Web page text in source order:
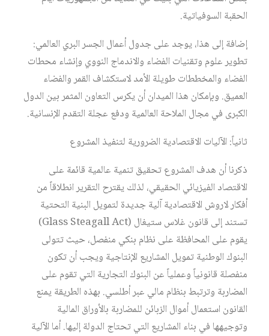
الحقبة السوفياتية.
إضافة إلى هذا، يوجد على جدول أعمال الجسر البري العالمي:
تطوير علوم وتقنيات الفضاء والاندماج النووي وإنشاء محطات
الفضاء والمخططات طويلة الأمد لاستكشاف القمر والفضاء
العميق. وبإمكان هذا الميدان أن يكرس التعاون المثمر بين الدول
الكبرى في مجال الملاحة العالمية ودفع عجلة التقدم الإنسانية.
ثانياً: الآليات الاقتصادية الضرورية لتنفيذ المشروع
ذكرنا أن هدف المشروع تحقيق تنمية عالمية قائمة على
الاقتصاد الفيزيائي الحقيقي، لذلك يقترح التقرير انطلاقاً من
أفكار لاروش الاقتصادية آلية جديدة لتمويل البنية التحتية
تستند إلى قانون غلاس ستيغال (Glass Steagall Act)
يقوم على المحافظة على نظام بنكي منفصل، حيث تتولى
البنوك الوطنية تمويل المشاريع الإنتاجية ويجب أن تكون
منفصلة قانونياً وعملياً عن البنوك التجارية التي تقوم على
المضاربة وترتبط بنظام مالي عبر أطلسي. بهذه الطريقة يمنع
القانون استعمال أموال الزبائن للمضاربة بالأوراق المالية
وتوجيهها في بناء المشاريع التي تحتاج الدولة إليها. أما الآلية